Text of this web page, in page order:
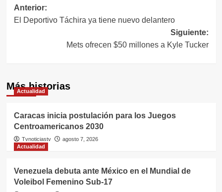
Navegación
de
entradas
Anterior:
El Deportivo Táchira ya tiene nuevo delantero
Siguiente:
Mets ofrecen $50 millones a Kyle Tucker
Más historias
Actualidad
Caracas inicia postulación para los Juegos
Centroamericanos 2030
Tvnoticiastv
agosto 7, 2026
Actualidad
Venezuela debuta ante México en el Mundial de
Voleibol Femenino Sub-17